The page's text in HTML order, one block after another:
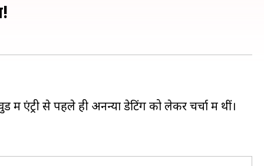
एंट्री से पहले ही अनन्या डेटिंग को लेकर चर्चा में थीं।